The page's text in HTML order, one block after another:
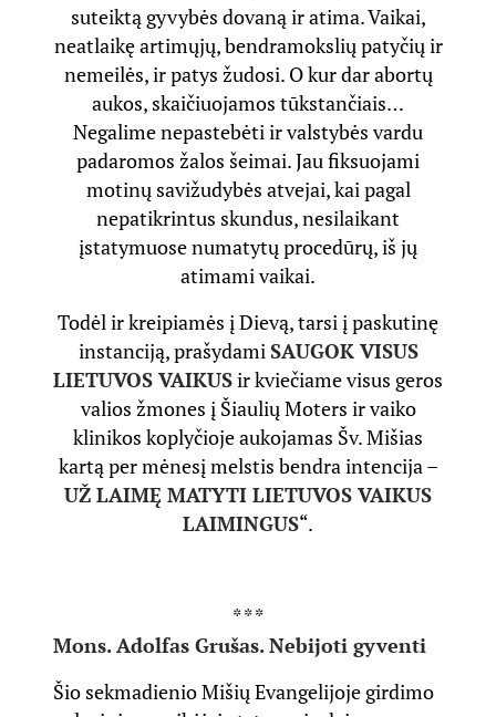
suteiktą gyvybės dovaną ir atima. Vaikai,
neatlaikę artimųjų, bendramokslių patyčių ir
nemeilės, ir patys žudosi. O kur dar abortų
aukos, skaičiuojamos tūkstančiais…
Negalime nepastebėti ir valstybės vardu
padaromos žalos šeimai. Jau fiksuojami
motinų savižudybės atvejai, kai pagal
nepatikrintus skundus, nesilaikant
įstatymuose numatytų procedūrų, iš jų
atimami vaikai.
Todėl ir kreipiamės į Dievą, tarsi į paskutinę
instanciją, prašydamiSAUGOK VISUS
LIETUVOS VAIKUSir kviečiame visus geros
valios žmones į Šiaulių Moters ir vaiko
klinikos koplyčioje aukojamas Šv. Mišias
kartą per mėnesį melstis bendra intencija –
UŽ LAIMĘ MATYTI LIETUVOS VAIKUS
LAIMINGUS“.
* * *
Mons. Adolfas Grušas. Nebijoti gyventi
Šio sekmadienio Mišių Evangelijoje girdimo